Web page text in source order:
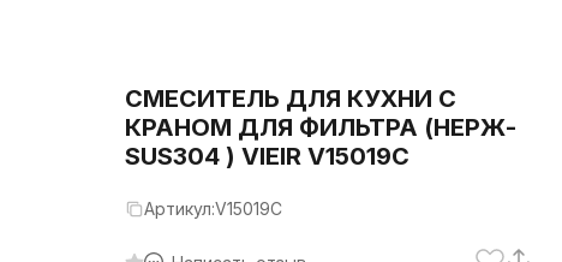
СМЕСИТЕЛЬ ДЛЯ КУХНИ С
КРАНОМ ДЛЯ ФИЛЬТРА (НЕРЖ-
SUS304 ) VIEIR V15019C
Артикул:V15019C